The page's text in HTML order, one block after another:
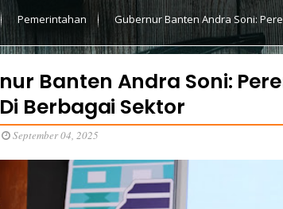
Pemerintahan Gubernur Banten Andra Soni:
Banten Andra Soni:
Berbagai Sektor
September 04, 2025